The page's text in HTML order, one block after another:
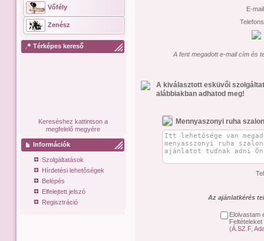
Vőfély
Zenész
Térképes kereső
Kereséshez kattintson a
megfelelő megyére
Információk
Szolgáltatások
Hírdetési lehetőségek
Belépés
Elfelejtett jelszó
Regisztráció
E-
A fent megadott e-mail cím és
A kiválasztott esküvői
alábbiakban adhatod meg!
Mennyaszonyi ruha
Az ajánlatkérés
Elolvastam
(Á.SZ.F,